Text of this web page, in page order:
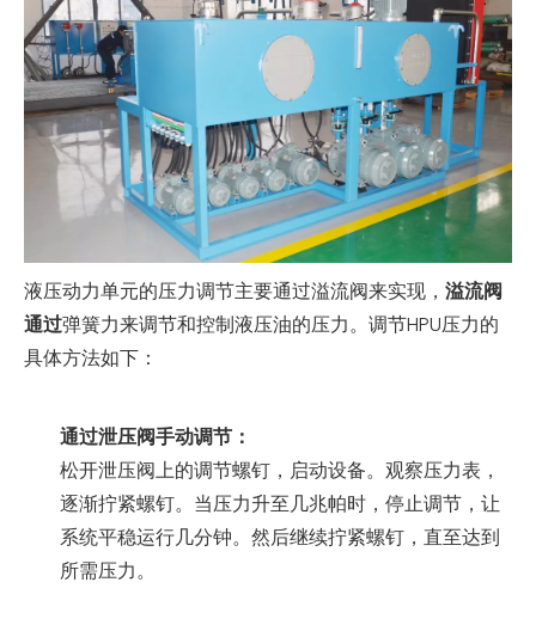
液压动力单元的压力调节主要通过溢流阀来实现， 溢流阀
通过弹簧力来调节和控制液压油的压力。调节HPU压力的
具体方法如下：
通过泄压阀手动调节：
松开泄压阀上的调节螺钉，启动设备。观察压力表，
逐渐拧紧螺钉。当压力升至几兆帕时，停止调节，让
系统平稳运行几分钟。然后继续拧紧螺钉，直至达到
所需压力。